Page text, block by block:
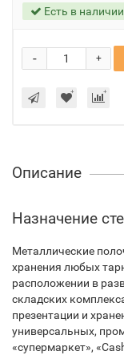
Есть в наличии
+
-
Описание
Назначение
Металлические
хранения любых
расположении в
складских
презентации и
универсальных,
«супермаркет»,